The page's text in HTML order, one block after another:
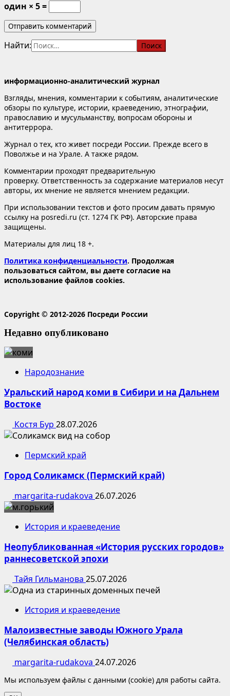
один × 5 =
Найти:
информационно-аналитический журнал
Взгляды, мнения, комментарии к событиям, аналитические
обзоры по культуре, истории, краеведению, этнографии,
православию и мусульманству, вопросам обороны и
антитеррора.
Журнал о тех, кто живет посреди России. Прежде всего в
Поволжье и на Урале. А также рядом.
Комментарии проходят предварительную
проверку. Ответственность за содержание материалов несут
авторы, их мнение не является мнением редакции.
При использовании текстов и фото просим давать прямую
ссылку на posredi.ru (ст. 1274 ГК РФ). Авторские права
защищены.
Материалы для лиц 18 +.
Политика конфиденциальности. Продолжая
пользоваться сайтом, вы даете согласие на
использование файлов cookies.
Copyright © 2012-2026 Посреди России
Недавно опубликовано
Народознание
Уральский народ коми в Сибири и на Дальнем
Востоке
Костя Бур 28.07.2026
Пермский край
Город Соликамск (Пермский край)
margarita-rudakova 26.07.2026
История и краеведение
Неопубликованная «История русских городов»
раннесоветской эпохи
Тайя Гильманова 25.07.2026
История и краеведение
Малоизвестные заводы Южного Урала
(Челябинская область)
margarita-rudakova 24.07.2026
Мы используем файлы с данными (cookie) для работы сайта.